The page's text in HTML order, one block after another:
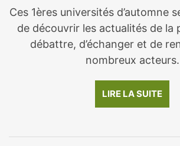
Ces 1ères universités d’automne
de découvrir les actualités de la
débattre, d’échanger et de
nombreux acteurs.
LIRE LA SUITE